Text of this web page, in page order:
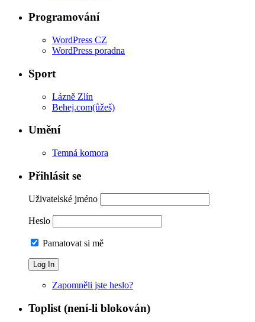
Programování
WordPress CZ
WordPress poradna
Sport
Lázně Zlín
Behej.com(ůžeš)
Umění
Temná komora
Přihlásit se
Uživatelské jméno
Heslo
Pamatovat si mě
Zapomněli jste heslo?
Toplist (není-li blokován)